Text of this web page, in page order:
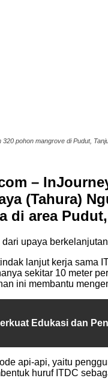
pohon mangrove di Pudut,
–
(Tahura)
di area
upaya
lanjut kerja sama
sekitar 10 meter
ini membantu
Edukasi dan
api-api, yaitu
huruf ITDC